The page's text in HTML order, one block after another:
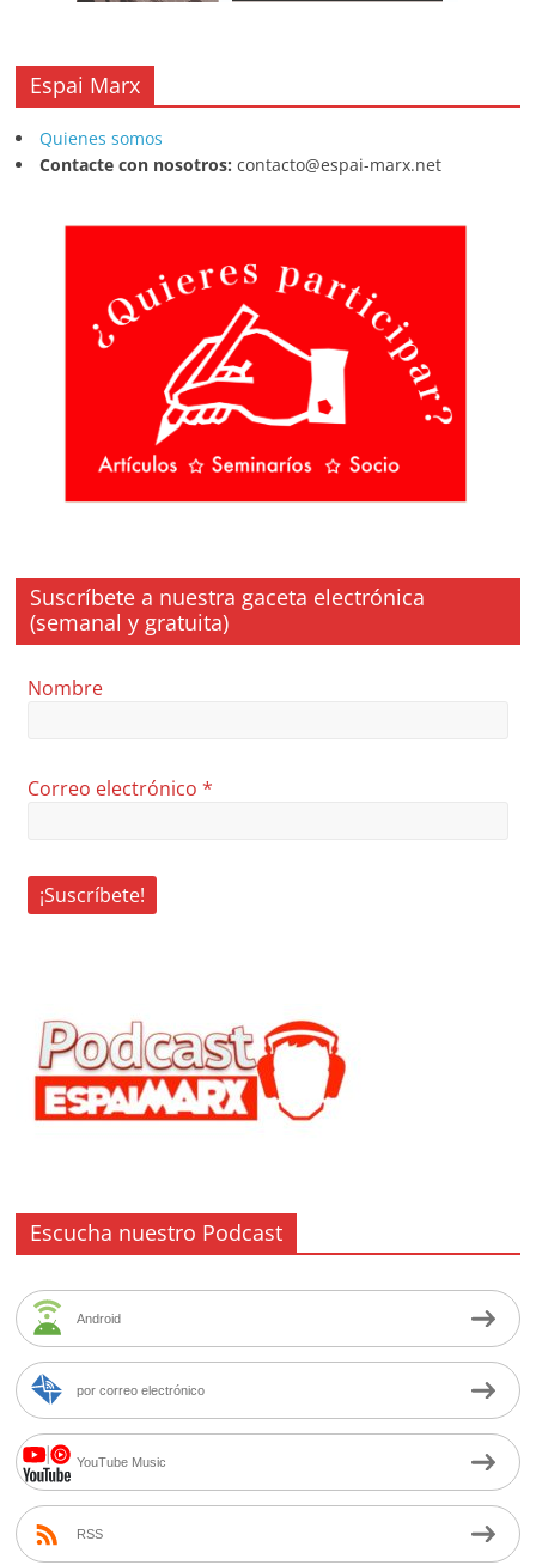
Espai Marx
Quienes somos
Contacte con nosotros: contacto@espai-marx.net
Suscríbete a nuestra gaceta electrónica
(semanal y gratuita)
Nombre
Correo electrónico*
Escucha nuestro Podcast
Android
por correo electrónico
YouTube Music
RSS